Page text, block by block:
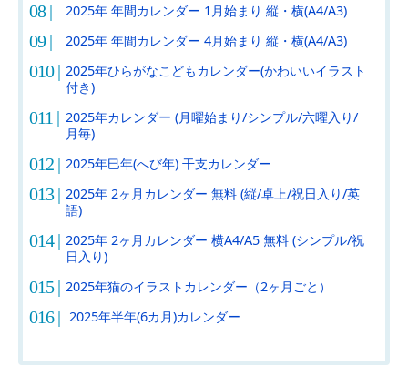
2025年 年間カレンダー 1月始まり 縦・横(A4/A3)
2025年 年間カレンダー 4月始まり 縦・横(A4/A3)
2025年ひらがなこどもカレンダー(かわいいイラスト
付き)
2025年カレンダー (月曜始まり/シンプル/六曜入り/
月毎)
2025年巳年(へび年) 干支カレンダー
2025年 2ヶ月カレンダー 無料 (縦/卓上/祝日入り/英
語)
2025年 2ヶ月カレンダー 横A4/A5 無料 (シンプル/祝
日入り)
2025年猫のイラストカレンダー（2ヶ月ごと）
2025年半年(6カ月)カレンダー